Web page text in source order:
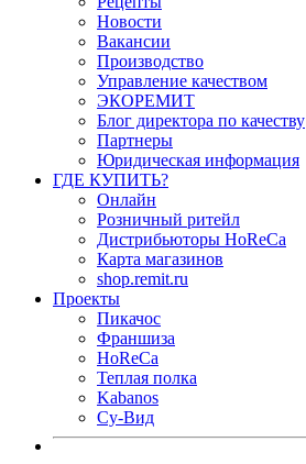
Новости
Вакансии
Производство
Управление качеством
ЭКОРЕМИТ
Блог директора по качеству
Партнеры
Юридическая информация
ГДЕ КУПИТЬ?
Онлайн
Розничный ритейл
Дистрибьюторы HoReCa
Карта магазинов
shop.remit.ru
Проекты
Пикачос
Франшиза
HoReCa
Теплая полка
Kabanos
Су-Вид